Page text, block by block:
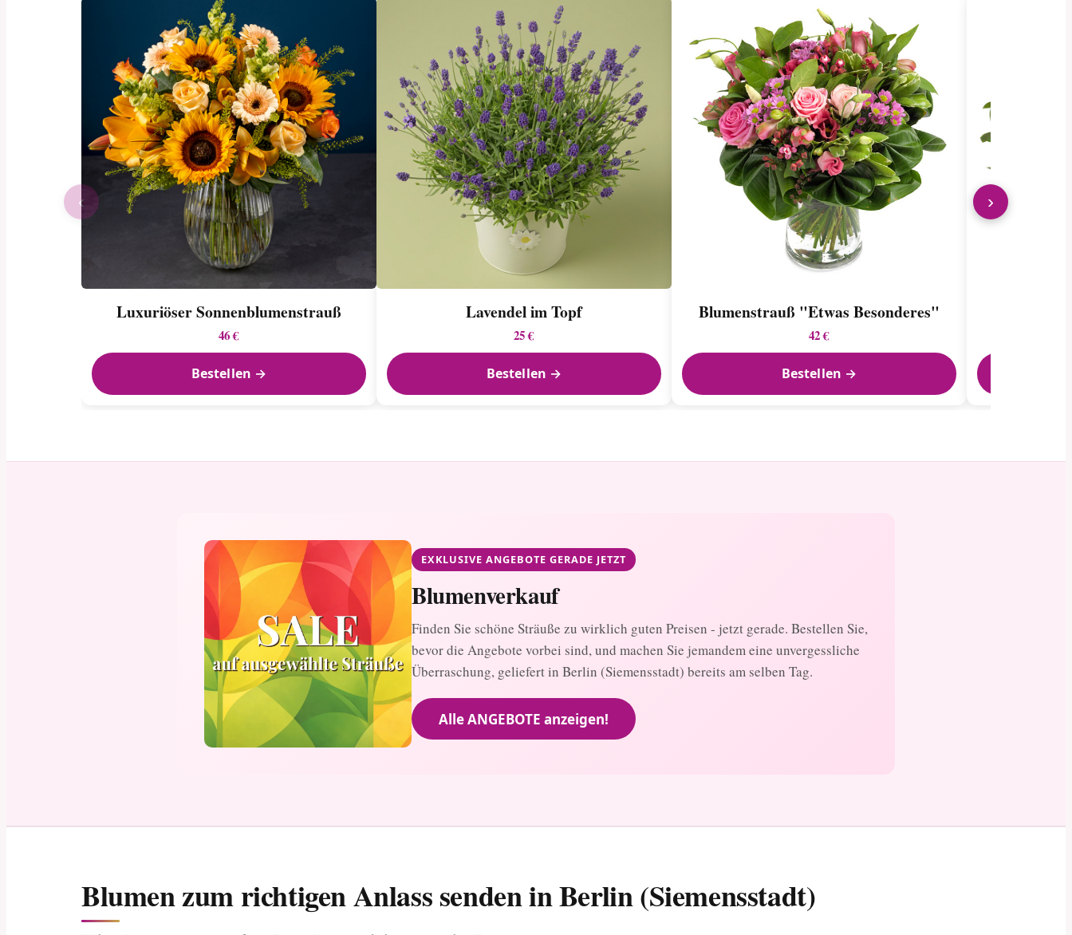
Luxuriöser Sonnenblumen­strauß
46 €
Bestellen →
Lavendel im Topf
25 €
Bestellen →
Blumenstrauß "Etwas Besonderes"
42 €
Bestellen →
‹ ›
EXKLUSIVE ANGEBOTE GERADE JETZT
Blumenverkauf
Finden Sie schöne Sträuße zu wirklich guten Preisen - jetzt gerade. Bestellen Sie,
bevor die Angebote vorbei sind, und machen Sie jemandem eine unvergessliche
Überraschung, geliefert in Berlin (Siemensstadt) bereits am selben Tag.
Alle ANGEBOTE anzeigen!
Blumen zum richtigen Anlass senden in Berlin (Siemensstadt)